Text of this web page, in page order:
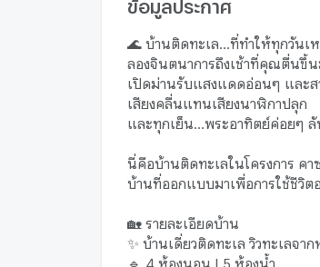
🌊 บ้านติดทะเล…ที่ทำให้ทุกวันเ
ลองจินตนาการถึงเช้าที่คุณตื่นขึ้น
เปิดม่านรับแสงแดดอ่อนๆ และส
เสียงคลื่นแทนเสียงนาฬิกาปลุก
และทุกเย็น…พระอาทิตย์ค่อยๆ
นี่คือบ้านติดทะเลในโครงการ คา
บ้านที่ออกแบบมาเพื่อการใช้ชีวิต
🏡 รายละเอียดบ้าน
✨ บ้านเดี่ยวติดทะเล วิวทะเลจา
🔹 4 ห้องนอน | 5 ห้องน้ำ